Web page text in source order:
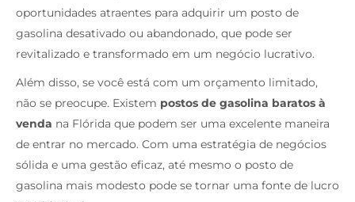
oportunidades atraentes para adquirir um posto de
gasolina desativado ou abandonado, que pode ser
revitalizado e transformado em um negócio lucrativo.
Além disso, se você está com um orçamento limitado,
não se preocupe. Existem postos de gasolina baratos à
venda na Flórida que podem ser uma excelente maneira
de entrar no mercado. Com uma estratégia de negócios
sólida e uma gestão eficaz, até mesmo o posto de
gasolina mais modesto pode se tornar uma fonte de lucro